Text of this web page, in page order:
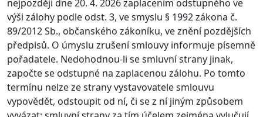
nejpozději dne 20. 4. 2026 zaplacením odstupného ve
výši zálohy podle odst. 3, ve smyslu § 1992 zákona č.
89/2012 Sb., občanského zákoníku, ve znění pozdějších
předpisů. O úmyslu zrušení smlouvy informuje písemně
pořadatele. Nedohodnou-li se smluvní strany jinak,
započte se odstupné na zaplacenou zálohu. Po tomto
termínu nelze ze strany vystavovatele smlouvu
vypovědět, odstoupit od ní, či se z ní jiným způsobem